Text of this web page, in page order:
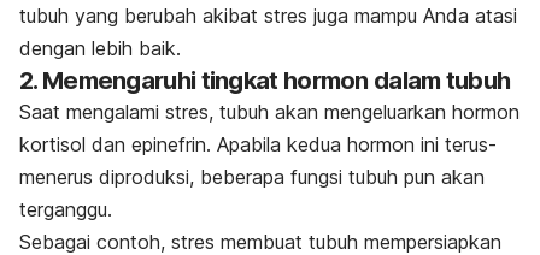
tubuh yang berubah akibat stres juga mampu Anda atasi
dengan lebih baik.
2. Memengaruhi tingkat hormon dalam tubuh
Saat mengalami stres, tubuh akan mengeluarkan hormon
kortisol dan epinefrin. Apabila kedua hormon ini terus-
menerus diproduksi, beberapa fungsi tubuh pun akan
terganggu.
Sebagai contoh, stres membuat tubuh mempersiapkan